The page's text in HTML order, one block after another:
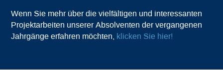
Wenn Sie mehr über die vielfältigen und interessanten
Projektarbeiten unserer Absolventen der vergangenen
Jahrgänge erfahren möchten, klicken Sie hier!